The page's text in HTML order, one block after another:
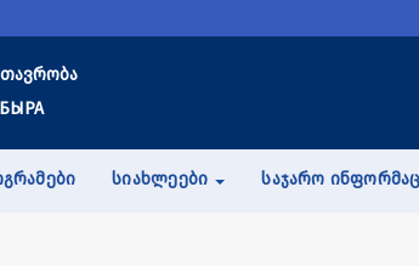
ᲡᲘᲐᲮᲚᲔᲔᲑᲘ ᲡᲐᲯᲐᲠᲝ